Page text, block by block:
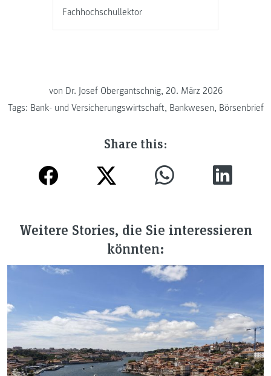
Fachhochschullektor
von Dr. Josef Obergantschnig, 20. März 2026
Tags: Bank- und Versicherungswirtschaft, Bankwesen, Börsenbrief
Share this:
Weitere Stories, die Sie interessieren
könnten: